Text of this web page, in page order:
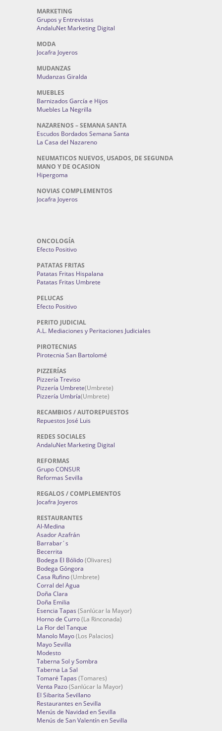
MARKETING
Grupos y Entrevistas
AndaluNet Marketing Digital
MODA
Jocafra Joyeros
MUDANZAS
Mudanzas Giralda
MUEBLES
Barnizados García e Hijos
Muebles La Negrilla
NAZARENOS – SEMANA SANTA
Escudos Bordados Semana Santa
La Casa del Nazareno
NEUMATICOS NUEVOS, USADOS, DE SEGUNDA
MANO Y DE OCASION
Hipergoma
NOVIAS COMPLEMENTOS
Jocafra Joyeros
ONCOLOGÍA
Efecto Positivo
PATATAS FRITAS
Patatas Fritas Hispalana
Patatas Fritas Umbrete
PELUCAS
Efecto Positivo
PERITO JUDICIAL
A.L. Mediaciones y Peritaciones Judiciales
PIROTECNIAS
Pirotecnia San Bartolomé
PIZZERÍAS
Pizzería Treviso
Pizzería Umbrete(Umbrete)
Pizzería Umbría(Umbrete)
RECAMBIOS / AUTOREPUESTOS
Repuestos José Luis
REDES SOCIALES
AndaluNet Marketing Digital
REFORMAS
Grupo CONSUR
Reformas Sevilla
REGALOS / COMPLEMENTOS
Jocafra Joyeros
RESTAURANTES
Al-Medina
Asador Azafrán
Barrabar´s
Becerrita
Bodega El Bólido(Olivares)
Bodega Góngora
Casa Rufino(Umbrete)
Corral del Agua
Doña Clara
Doña Emilia
Esencia Tapas (Sanlúcar la Mayor)
Horno de Curro(La Rinconada)
La Flor del Tanque
Manolo Mayo(Los Palacios)
Mayo Sevilla
Modesto
Taberna Sol y Sombra
Taberna La Sal
Tomaré Tapas (Tomares)
Venta Pazo(Sanlúcar la Mayor)
El Sibarita Sevillano
Restaurantes en Sevilla
Menús de Navidad en Sevilla
Menús de San Valentín en Sevilla